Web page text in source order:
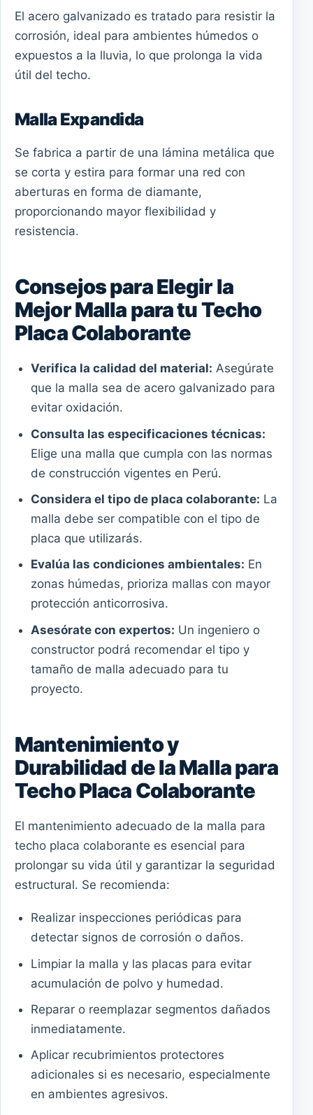
El acero galvanizado es tratado para resistir la
corrosión, ideal para ambientes húmedos o
expuestos a la lluvia, lo que prolonga la vida
útil del techo.
Malla Expandida
Se fabrica a partir de una lámina metálica que
se corta y estira para formar una red con
aberturas en forma de diamante,
proporcionando mayor flexibilidad y
resistencia.
Consejos para Elegir la
Mejor Malla para tu Techo
Placa Colaborante
Verifica la calidad del material: Asegúrate
que la malla sea de acero galvanizado para
evitar oxidación.
Consulta las especificaciones técnicas:
Elige una malla que cumpla con las normas
de construcción vigentes en Perú.
Considera el tipo de placa colaborante: La
malla debe ser compatible con el tipo de
placa que utilizarás.
Evalúa las condiciones ambientales: En
zonas húmedas, prioriza mallas con mayor
protección anticorrosiva.
Asesórate con expertos: Un ingeniero o
constructor podrá recomendar el tipo y
tamaño de malla adecuado para tu
proyecto.
Mantenimiento y
Durabilidad de la Malla para
Techo Placa Colaborante
El mantenimiento adecuado de la malla para
techo placa colaborante es esencial para
prolongar su vida útil y garantizar la seguridad
estructural. Se recomienda:
Realizar inspecciones periódicas para
detectar signos de corrosión o daños.
Limpiar la malla y las placas para evitar
acumulación de polvo y humedad.
Reparar o reemplazar segmentos dañados
inmediatamente.
Aplicar recubrimientos protectores
adicionales si es necesario, especialmente
en ambientes agresivos.